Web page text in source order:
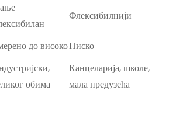
Флексибилнији
до високоНиско
обима
Канцеларија, школе,
мала предузећа